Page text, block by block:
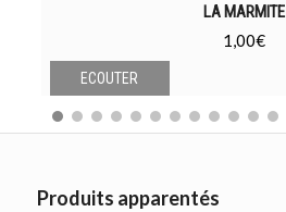
LA MARMITE
1,00€
ECOUTER
Produits apparentés